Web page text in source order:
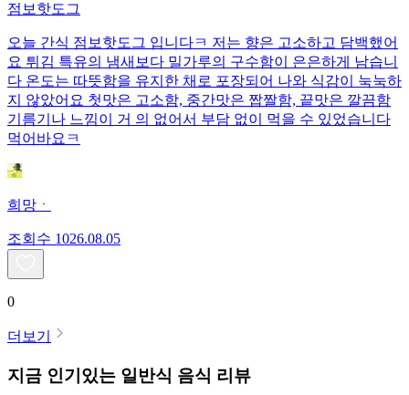
점보핫도그
오늘 간식 점보핫도그 입니다ㅋ 저는 향은 고소하고 담백했어
요 튀김 특유의 냄새보다 밀가루의 구수함이 은은하게 남습니
다 온도는 따뜻함을 유지한 채로 포장되어 나와 식감이 눅눅하
지 않았어요 첫맛은 고소함, 중간맛은 짭짤함, 끝맛은 깔끔함
기름기나 느낌이 거 의 없어서 부담 없이 먹을 수 있었습니다
먹어바요ㅋ
희망ㆍ
조회수 1026.08.05
0
더보기
지금 인기있는 일반식 음식 리뷰